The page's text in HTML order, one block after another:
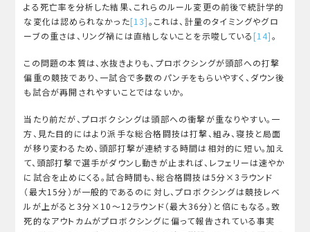
よる死亡率を分析した結果、これらのルール変更の前後で統計学的
な変化は認められなかった[13]。これは、計量のタイミングやグロ
ーブの重さは、リング禍には直結しないことを示唆している[14]。
この問題の本質は、水抜きよりも、プロボクシングが頭部への打撃
偏重の競技であり、一試合で多数のパンチをもらいやすく、ダウン後
も試合が再開されやすいことではないか。
当たり前だが、プロボクシングは頭部への衝撃が重なりやすい。一
方、見た目的にはより派手な総合格闘技は打撃、組み、寝技と局面
が移り変わるため、頭部打撃が連続する時間は相対的に短い。加え
て、頭部打撃で選手がダウンし動きが止まれば、レフェリーは速やか
に試合を止めにくる。試合時間も、総合格闘技は5分×3ラウンド
（最大15分）が一般的であるのに対し、プロボクシングは競技レベ
ルが上がると3分×10～12ラウンド（最大36分）と倍にもなる。致
死的なアウトカムがプロボクシングに偏って報告されている事実